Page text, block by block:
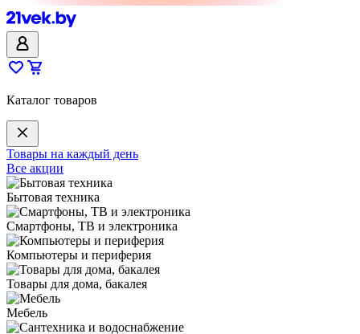
Каталог товаров
Товары на каждый день
Все акции
Бытовая техника
Смартфоны, ТВ и электроника
Компьютеры и периферия
Товары для дома, бакалея
Мебель